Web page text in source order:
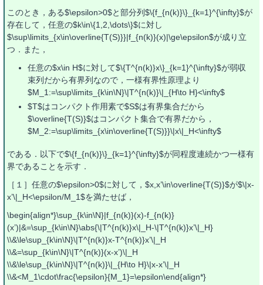
このとき，ある$\epsilon>0$と部分列$\{f_{n(k)}\}_{k=1}^{\infty}$が
存在して，任意の$k\in\{1,2,\dots\}$に対し
$\sup\limits_{x\in\overline{T(S)}}|f_{n(k)}(x)|\ge\epsilon$が成り立
つ．また，
任意の$x\in H$に対して$\{T^{n(k)}x\}_{k=1}^{\infty}$が弱収
束列だから有界列なので，一様有界性原理より
$M_1:=\sup\limits_{k\in\N}\|T^{n(k)}\|_{H\to H}<\infty$
$T$はコンパクト作用素で$S$は有界集合だから
$\overline{T(S)}$はコンパクト集合で有界だから，
$M_2:=\sup\limits_{x\in\overline{T(S)}}\|x\|_H<\infty$
である．以下で$\{f_{n(k)}\}_{k=1}^{\infty}$が同程度連続かつ一様有
界であることを示す．
［１］任意の$\epsilon>0$に対して，$x,x’\in\overline{T(S)}$が$\|x-
x’\|_H<\epsilon/M_1$を満たせば，
\begin{align*}\sup_{k\in\N}|f_{n(k)}(x)-f_{n(k)}
(x’)|&=\sup_{k\in\N}\abs{\|T^{n(k)}x\|_H-\|T^{n(k)}x’\|_H}
\\&\le\sup_{k\in\N}\|T^{n(k)}x-T^{n(k)}x’\|_H
\\&=\sup_{k\in\N}\|T^{n(k)}(x-x’)\|_H
\\&\le\sup_{k\in\N}\|T^{n(k)}\|_{H\to H}\|x-x’\|_H
\\&<M_1\cdot\frac{\epsilon}{M_1}=\epsilon\end{align*}